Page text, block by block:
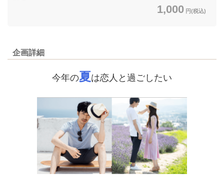
1,000 円(税込)
企画詳細
今年の夏は恋人と過ごしたい